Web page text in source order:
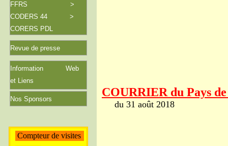
Compteur de visites
Nos Sponsors
FFRS >
CODERS 44 >
CORERS PDL
Information Web
et Liens
Revue de presse
COURRIER du Pays
du 31 août 2018